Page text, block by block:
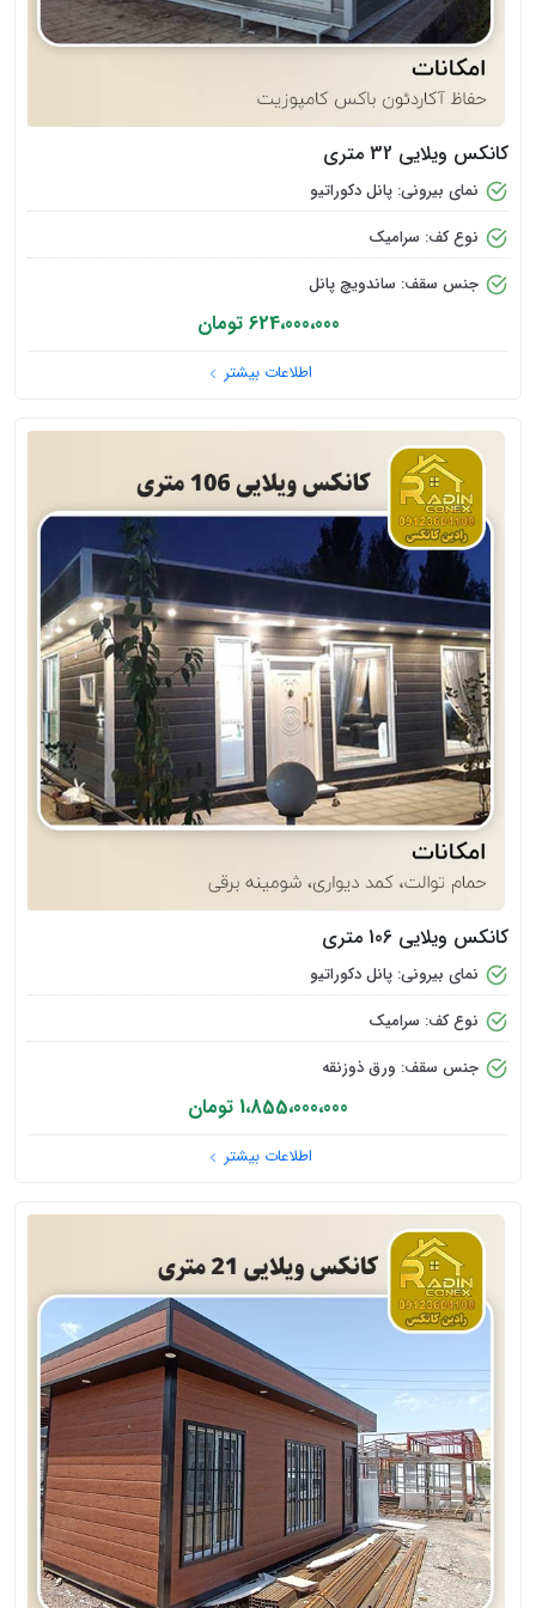
کانکس ویلایی 32 متری
نمای بیرونی: پانل دکوراتیو
نوع کف: سرامیک
جنس سقف: ساندویچ پانل
624،000،000 تومان
اطلاعات بیشتر
کانکس ویلایی 106 متری
نمای بیرونی: پانل دکوراتیو
نوع کف: سرامیک
جنس سقف: ورق ذوزنقه
1،855،000،000 تومان
اطلاعات بیشتر